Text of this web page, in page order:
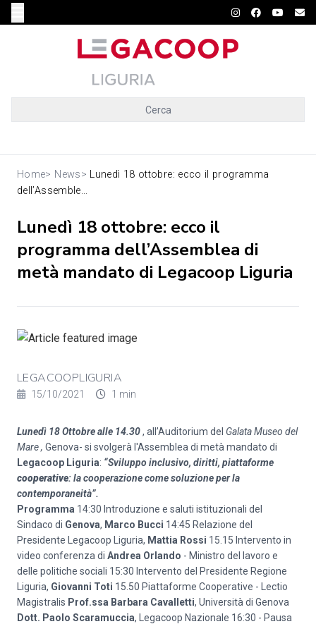
Cerca
Home> News> Lunedì 18 ottobre: ecco il programma
dell’Assemble...
Lunedì 18 ottobre: ecco il
programma dell’Assemblea di
metà mandato di Legacoop Liguria
LEGACOOPLIGURIA
15/10/2021 1 min
Lunedì 18 Ottobre alle 14.30, all’Auditorium del Galata Museo del
Mare , Genova- si svolgerà l'Assemblea di metà mandato di
Legacoop Liguria: “Sviluppo inclusivo, diritti, piattaforme
cooperative: la cooperazione come soluzione per la
contemporaneità”.
Programma 14:30 Introduzione e saluti istituzionali del
Sindaco di Genova, Marco Bucci 14:45 Relazione del
Presidente Legacoop Liguria, Mattia Rossi 15.15 Intervento in
video conferenza di Andrea Orlando - Ministro del lavoro e
delle politiche sociali 15:30 Intervento del Presidente Regione
Liguria, Giovanni Toti 15.50 Piattaforme Cooperative - Lectio
Magistralis Prof.ssa Barbara Cavalletti, Università di Genova
Dott. Paolo Scaramuccia, Legacoop Nazionale 16:30 - Pausa